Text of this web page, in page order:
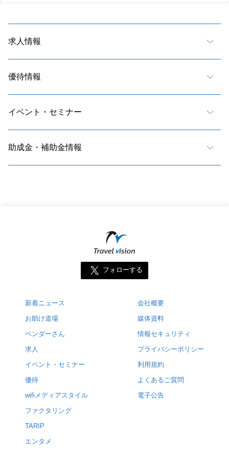
求人情報
優待情報
イベント・セミナー
助成金・補助金情報
フォローする
新着ニュース
お助け道場
ベンダーさん
求人
イベント・セミナー
優待
wifiメディアスタイル
ファクタリング
TARIP
エンタメ
会社概要
媒体資料
情報セキュリティ
プライバシーポリシー
利用規約
よくあるご質問
電子公告